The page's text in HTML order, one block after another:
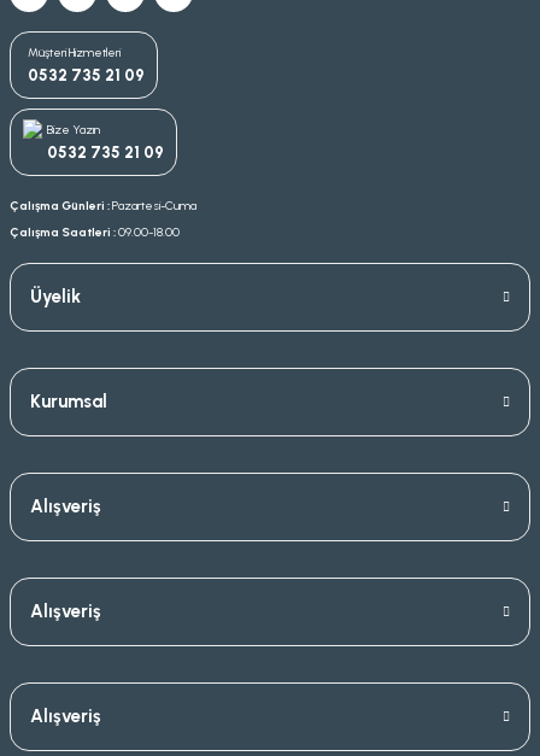
Müşteri Hizmetleri
0532 735 21 09
Bize Yazın
0532 735 21 09
Çalışma Günleri :Pazartesi-Cuma
Çalışma Saatleri :09.00-18.00
Üyelik
Kurumsal
Alışveriş
Alışveriş
Alışveriş